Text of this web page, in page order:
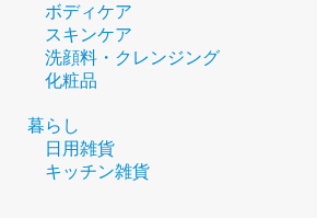
ボディケア
スキンケア
洗顔料・クレンジング
化粧品
暮らし
日用雑貨
キッチン雑貨